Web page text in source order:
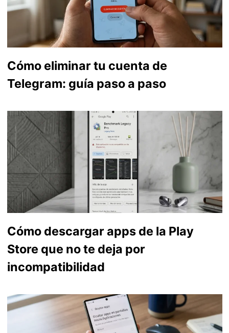
Cómo eliminar tu cuenta de
Telegram: guía paso a paso
Cómo descargar apps de la Play
Store que no te deja por
incompatibilidad